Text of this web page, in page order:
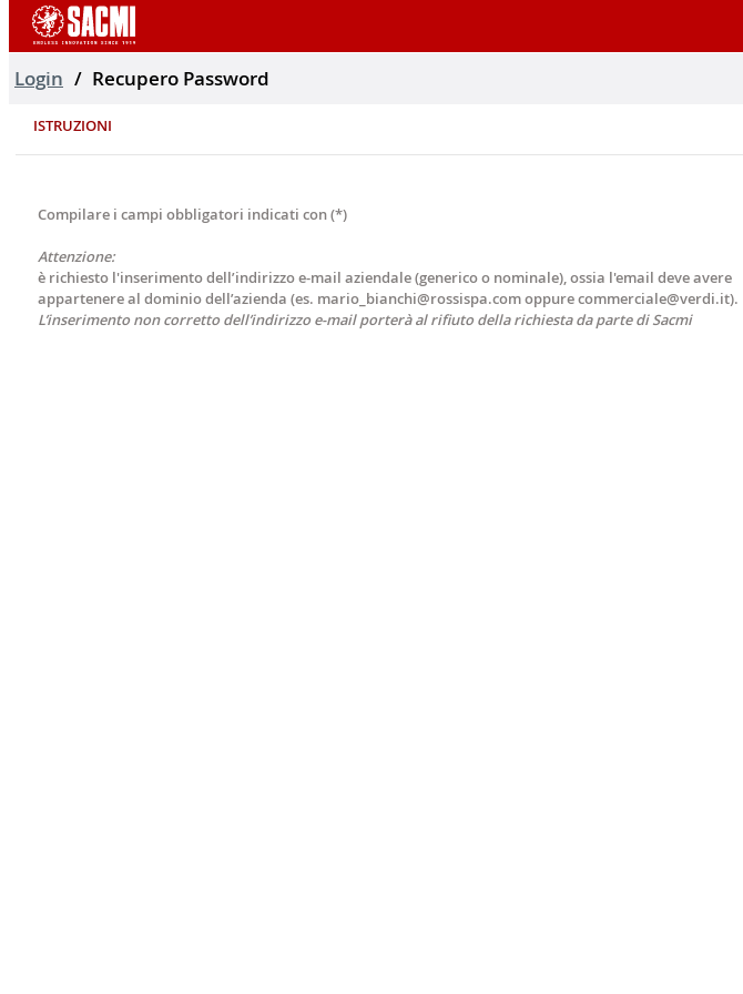
Login Recupero Password
ISTRUZIONI
Compilare i campi obbligatori indicati con (*)
Attenzione:
è richiesto l'inserimento dell’indirizzo e-mail aziendale (generico o nominale), ossia l'email deve avere
appartenere al dominio dell’azienda (es. mario_bianchi@rossispa.com oppure commerciale@verdi.it).
L’inserimento non corretto dell’indirizzo e-mail porterà al rifiuto della richiesta da parte di Sacmi